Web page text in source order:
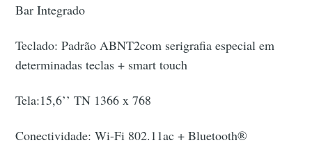
Bar Integrado
Teclado: Padrão ABNT2com serigrafia especial em
determinadas teclas + smart touch
Tela:15,6’’ TN 1366 x 768
Conectividade: Wi-Fi 802.11ac + Bluetooth®